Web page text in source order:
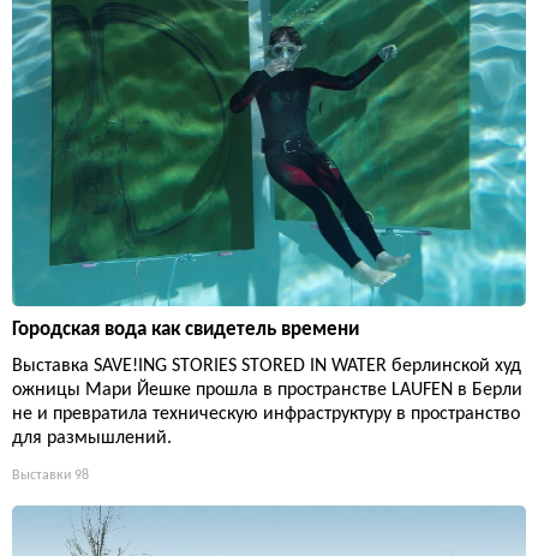
Городская вода как свидетель времени
Выставка SAVE!ING STORIES STORED IN WATER берлинской худ
ожницы Мари Йешке прошла в пространстве LAUFEN в Берли
не и превратила техническую инфраструктуру в пространство
для размышлений.
Выставки 98